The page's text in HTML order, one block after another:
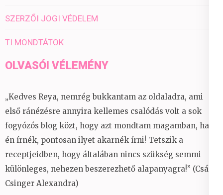
SZERZŐI JOGI VÉDELEM
TI MONDTÁTOK
OLVASÓI VÉLEMÉNY
„Kedves Reya, nemrég bukkantam az oldaladra, ami
első ránézésre annyira kellemes csalódás volt a sok
fogyózós blog közt, hogy azt mondtam magamban, ha
én írnék, pontosan ilyet akarnék írni! Tetszik a
receptjeidben, hogy általában nincs szükség semmi
különleges, nehezen beszerezhető alapanyagra!” (Csáky
Csinger Alexandra)